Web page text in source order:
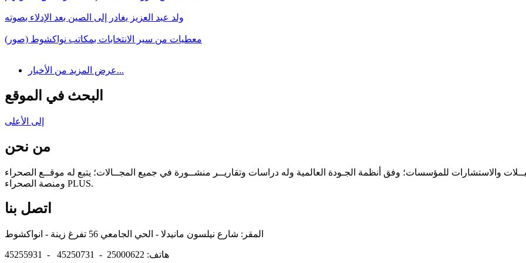
ولد عبد العزيز يغادر إلى الصين بعد الإدلاء بصوته
معطيات من سير الانتخابات بمكاتب نواكشوط (صور)
عرض المزيد من الأخبار...
البحث في الموقع
إلى الأعلى
من نحن
والاستشارات للمؤسسات؛ وفق أنظمة الجـودة العالمية وله دراسات وتقاريــر منشــورة في جميع المجــالات؛ يتبع له موقــع الصحراء
ومنصة الصحراء PLUS.
اتصل بنا
هاتف: 25000622 - 45250731 - 45255931